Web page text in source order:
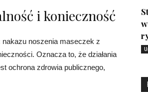
i konieczność
noszenia maseczek z
Oznacza to, że działania
ochrona zdrowia publicznego,